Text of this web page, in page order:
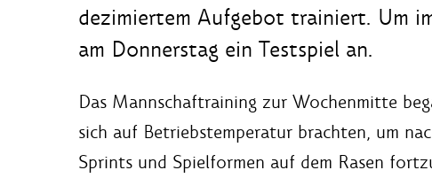
dezimiertem Aufgebot trainiert. Um
am Donnerstag ein Testspiel an.
Das Mannschaftraining zur Wochenmitte
sich auf Betriebstemperatur brachten, um
Sprints und Spielformen auf dem Rasen